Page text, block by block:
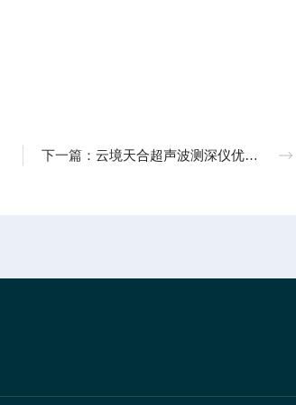
下一篇： 云境天合超声波测深仪优势：续航持久能耗低，轻松胜任野外水域深度测量工作